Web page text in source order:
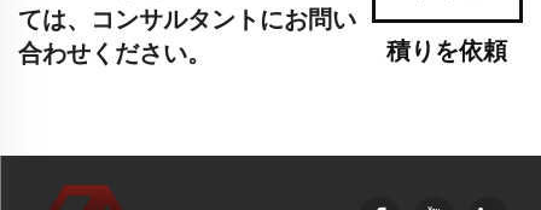
ては、コンサルタントにお問い
合わせください。
積りを依頼